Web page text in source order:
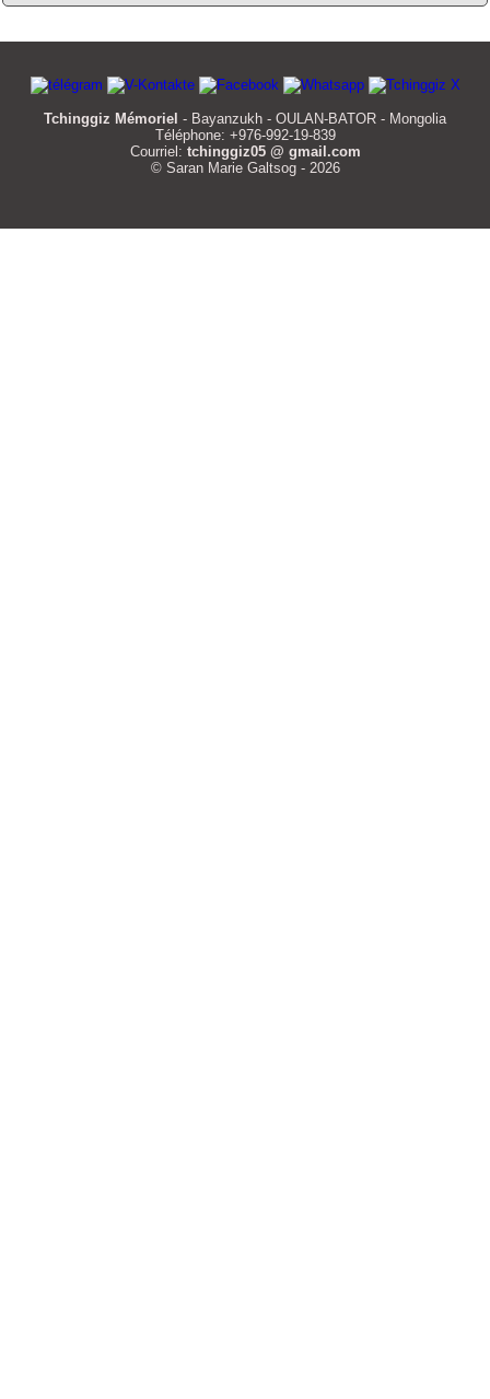
Tchinggiz Mémoriel - Bayanzukh - OULAN-BATOR - Mongolia
Téléphone: +976-992-19-839
Courriel: tchinggiz05 @ gmail.com
© Saran Marie Galtsog - 2026